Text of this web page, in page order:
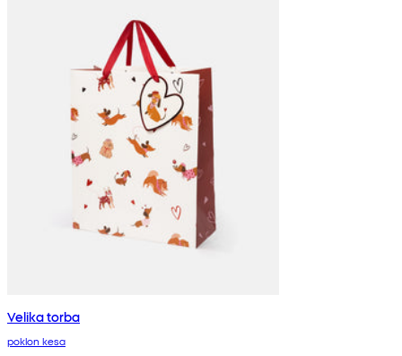
Velika torba
poklon kesa